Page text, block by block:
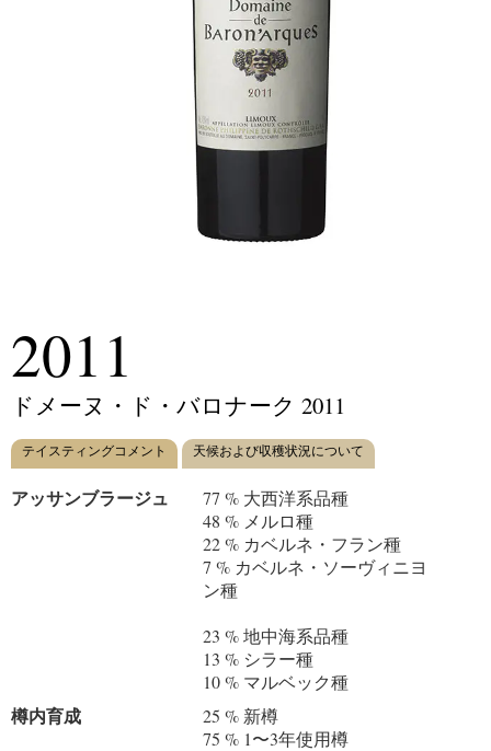
2011
ドメーヌ・ド・バロナーク 2011
テイスティングコメント 天候および収穫状況について
アッサンブラージュ
77 % 大西洋系品種
48 % メルロ種
22 % カベルネ・フラン種
7 % カベルネ・ソーヴィニヨ
ン種
23 % 地中海系品種
13 % シラー種
10 % マルベック種
樽内育成
25 % 新樽
75 % 1〜3年使用樽